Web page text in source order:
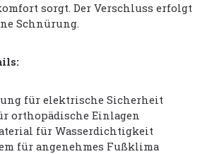
sorgt. Der Verschluss erfolgt
Schnürung.
für elektrische Sicherheit
orthopädische Einlagen
für Wasserdichtigkeit
für angenehmes Fußklima